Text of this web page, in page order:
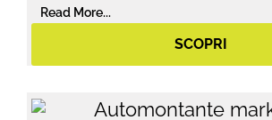
Read More...
SCOPRI